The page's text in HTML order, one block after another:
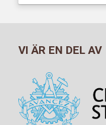
VI ÄR EN DEL AV